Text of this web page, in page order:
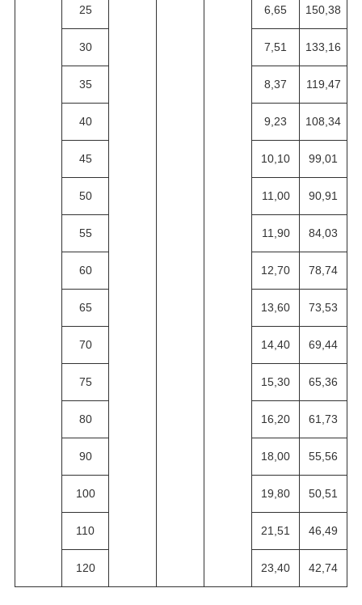
25 6,65 150,38
30 7,51 133,16
35 8,37 119,47
40 9,23 108,34
45 10,10 99,01
50 11,00 90,91
55 11,90 84,03
60 12,70 78,74
65 13,60 73,53
70 14,40 69,44
75 15,30 65,36
80 16,20 61,73
90 18,00 55,56
100 19,80 50,51
110 21,51 46,49
120 23,40 42,74